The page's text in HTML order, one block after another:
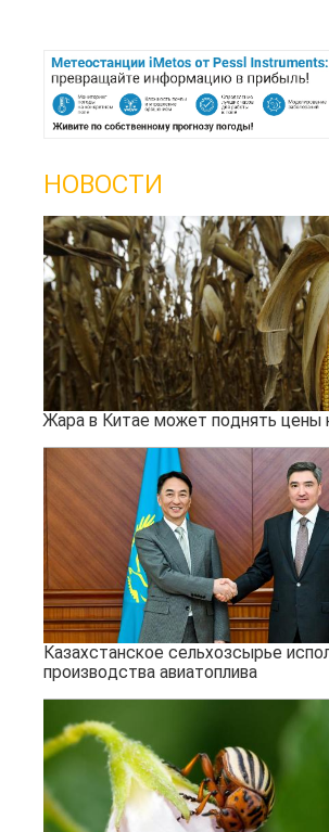
НОВОСТИ
Жара в Китае может поднять цены
Казахстанское сельхозсырье
производства авиатоплива